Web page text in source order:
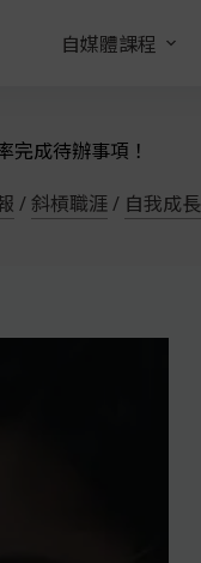
自媒體課程
成待辦事項！
/ 斜槓職涯/ 自我成長